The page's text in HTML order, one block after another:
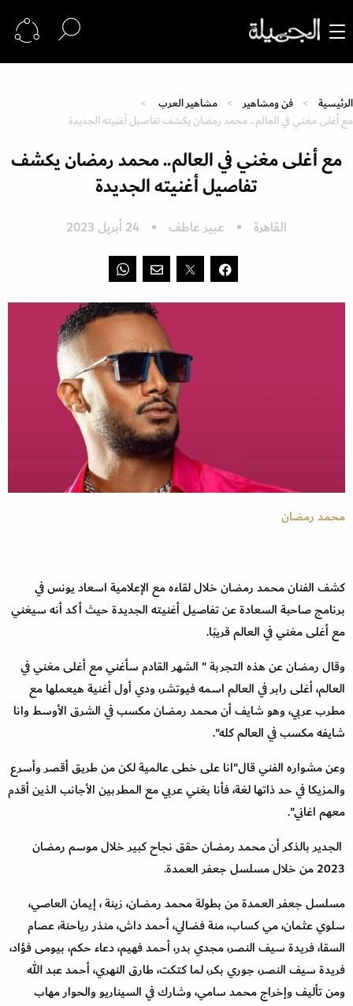
الرئيسية فن ومشاهير
مشاهير العرب
مع أغلى مغني في العالم.. محمد رمضان يكشف تفاصيل أغنيته الجديدة
مع أغلى مغني في العالم.. محمد رمضان يكشف
تفاصيل أغنيته الجديدة
القاهرة عبير عاطف 24 أبريل 2023
محمد رمضان
كشف الفنان محمد رمضان خلال لقاءه مع الإعلامية اسعاد يونس في
برنامج صاحبة السعادة عن تفاصيل أغنيته الجديدة حيث أكد أنه سيغني
مع أغلى مغني في العالم قريبًا.
وقال رمضان عن هذه التجربة " الشهر القادم سأغني مع أغلى مغني في
العالم، أغلى رابر في العالم اسمه فيوتشر، ودي أول أغنية هيعملها مع
مطرب عربي، وهو شايف أن محمد رمضان مكسب في الشرق الأوسط وانا
شايفه مكسب في العالم كله".
وعن مشواره الفني قال"انا على خطى عالمية لكن من طريق أقصر وأسرع
والمزيكا في حد ذاتها لغة، فأنا بغني عربي مع المطربين الأجانب الذين أقدم
معهم اغاني".
الجدير بالذكر أن محمد رمضان حقق نجاح كبير خلال موسم رمضان
2023 من خلال مسلسل جعفر العمدة.
مسلسل جعفر العمدة من بطولة محمد رمضان، زينة ، إيمان العاصي،
سلوي عثمان، مي كساب، منة فضالي، أحمد داش، منذر رياحنة، عصام
السقا، فريدة سيف النصر، مجدي بدر، أحمد فهيم، دعاء حكم، بيومى فؤاد،
فريدة سيف النصر، جوري بكر، لما كتكت، طارق النهري، أحمد عبد الله
ومن تأليف وإخراج محمد سامي، وشارك في السيناريو والحوار مهاب